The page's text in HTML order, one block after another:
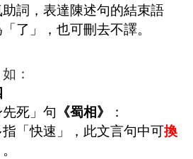
助詞，表達陳述句的結束語
了」，也可刪去不譯。
：
死」句 《蜀相》
：
指「快速」，此文言句中可換